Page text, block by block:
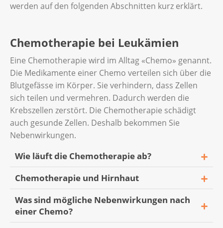
werden auf den folgenden Abschnitten kurz erklärt.
Chemotherapie bei Leukämien
Eine Chemotherapie wird im Alltag «Chemo» genannt.
Die Medikamente einer Chemo verteilen sich über die
Blutgefässe im Körper. Sie verhindern, dass Zellen
sich teilen und vermehren. Dadurch werden die
Krebszellen zerstört. Die Chemotherapie schädigt
auch gesunde Zellen. Deshalb bekommen Sie
Nebenwirkungen.
Wie läuft die Chemotherapie ab?
Sie bekommen die Medikamente per Infusion
in eine Vene gespritzt oder als Tabletten. Die
Dauer der Therapie beträgt mehrere
Chemotherapie und Hirnhaut
Akute Leukämien befallen manchmal die
weichen Hirnhäute. Diese Hirnhäute
Was sind mögliche Nebenwirkungen nach
einer Chemo?